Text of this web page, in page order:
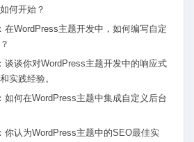
何开始？
在WordPress主题开发中，如何编写⾃定
谈谈你对WordPress主题开发中的响应式
实践经验。
如何在WordPress主题中集成⾃定义后台
你认为WordPress主题中的SEO最佳实